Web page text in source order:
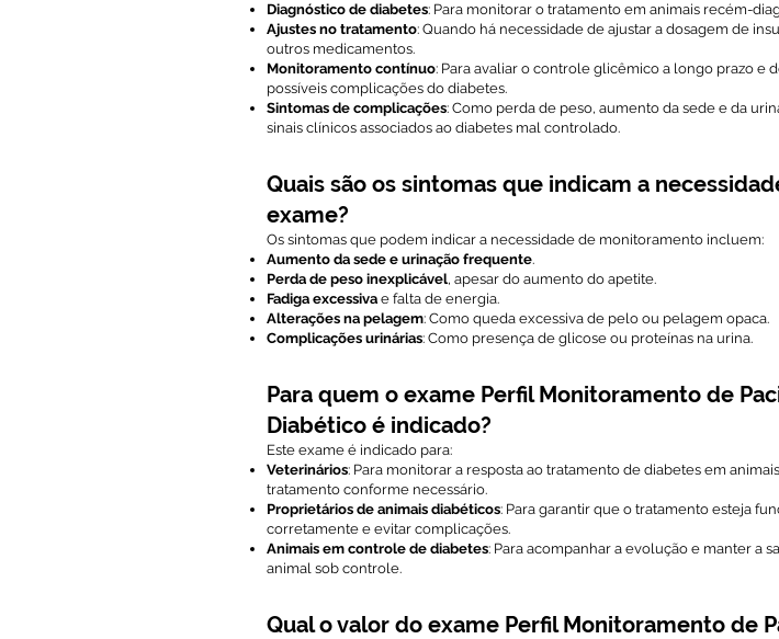
Diagnóstico de diabetes: Para monitorar o tratamento em animais recém-
Ajustes no tratamento: Quando há necessidade de ajustar a dosagem de
outros medicamentos.
Monitoramento contínuo: Para avaliar o controle glicêmico a longo prazo e
possíveis complicações do diabetes.
Sintomas de complicações: Como perda de peso, aumento da sede e da
sinais clínicos associados ao diabetes mal controlado.
Quais são os sintomas que indicam a
exame?
Os sintomas que podem indicar a necessidade de monitoramento incluem:
Aumento da sede e urinação frequente.
Perda de peso inexplicável, apesar do aumento do apetite.
Fadiga excessiva e falta de energia.
Alterações na pelagem: Como queda excessiva de pelo ou pelagem opaca.
Complicações urinárias: Como presença de glicose ou proteínas na urina.
Para quem o exame Perfil Monitoramento de
Diabético é indicado?
Este exame é indicado para:
Veterinários: Para monitorar a resposta ao tratamento de diabetes em
tratamento conforme necessário.
Proprietários de animais diabéticos: Para garantir que o tratamento esteja
corretamente e evitar complicações.
Animais em controle de diabetes: Para acompanhar a evolução e manter a
animal sob controle.
Qual o valor do exame Perfil Monitoramento de